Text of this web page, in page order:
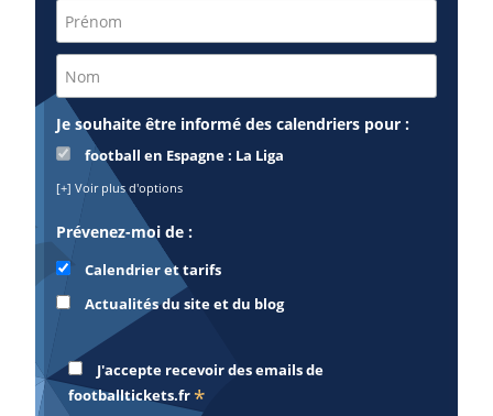
Je souhaite être informé des calendriers pour :
football en Espagne : La Liga
[+] Voir plus d'options
Prévenez-moi de :
Calendrier et tarifs
Actualités du site et du blog
J'accepte recevoir des emails de
footballtickets.fr *